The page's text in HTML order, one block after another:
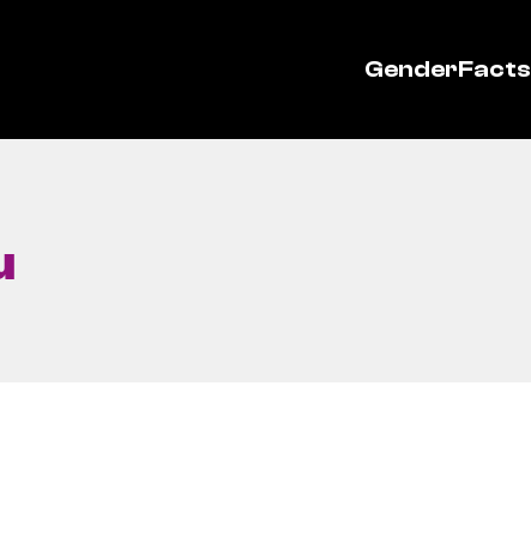
GenderFacts